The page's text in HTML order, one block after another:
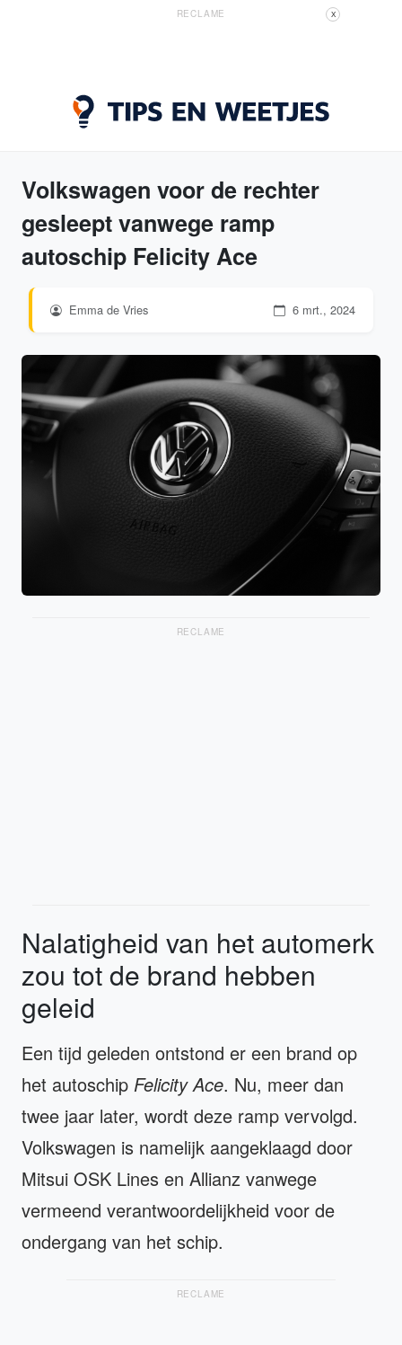
RECLAME X
Volkswagen voor de rechter
gesleept vanwege ramp
autoschip Felicity Ace
Emma de Vries 6 mrt., 2024
RECLAME
Nalatigheid van het automerk
zou tot de brand hebben
geleid
Een tijd geleden ontstond er een brand op
het autoschip Felicity Ace. Nu, meer dan
twee jaar later, wordt deze ramp vervolgd.
Volkswagen is namelijk aangeklaagd door
Mitsui OSK Lines en Allianz vanwege
vermeend verantwoordelijkheid voor de
ondergang van het schip.
RECLAME